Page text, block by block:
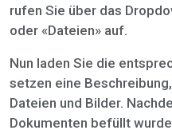
rufen Sie über das
oder «Dateien» auf.
Nun laden Sie die
setzen eine
Dateien und Bilder.
Dokumenten befüllt